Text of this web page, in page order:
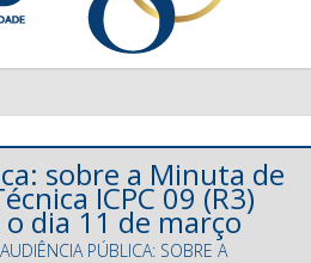
sobre a Minuta de
ICPC 09 (R3)
dia 11 de março
AUDIÊNCIA PÚBLICA: SOBRE A